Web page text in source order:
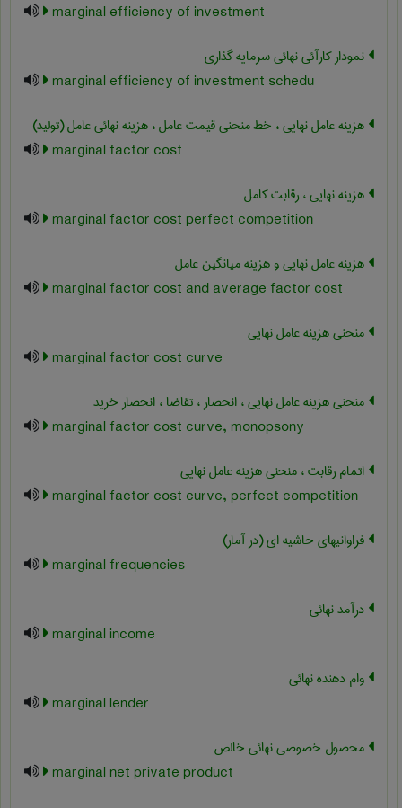
marginal efficiency of investment
نمودار کارآئی نهائی سرمایه گذاری
marginal efficiency of investment schedu
هزینه عامل نهایی ، خط منحنی قیمت عامل ، هزینه نهائی عامل (تولید)
marginal factor cost
هزینه نهایی ، رقابت کامل
marginal factor cost perfect competition
هزینه عامل نهایی و هزینه میانگین عامل
marginal factor cost and average factor cost
منحنی هزینه عامل نهایی
marginal factor cost curve
منحنی هزینه عامل نهایی ، انحصار ، تقاضا ، انحصار خرید
marginal factor cost curve, monopsony
اتمام رقابت ، منحنی هزینه عامل نهایی
marginal factor cost curve, perfect competition
فراوانیهای حاشیه ای (در آمار)
marginal frequencies
درآمد نهائی
marginal income
وام دهنده نهائی
marginal lender
محصول خصوصی نهائی خالص
marginal net private product